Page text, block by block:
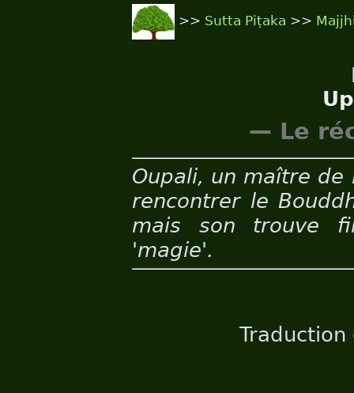
>> Sutta Piṭaka >>
— Le
Oupali, un maître de
rencontrer le
mais son trouve
'magie'.
Traduction